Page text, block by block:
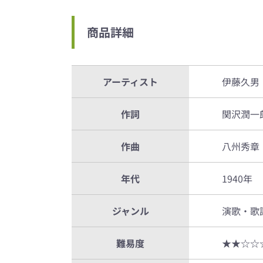
商品詳細
アーティスト 伊藤久男
作詞 関沢潤一
作曲 八州秀章
年代 1940年
ジャンル 演歌・歌
難易度